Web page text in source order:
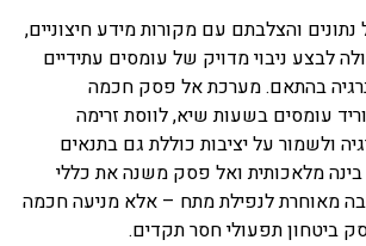
נתונים והצלבתם עם מקורות מידע חיצוניים,
לבצע ניבוי מדויק של עומסים עתידיים
בהתאם.מערכת אל פסק חכמה
עומסים בשעות שיא, לווסת זרימה
ולשמור על יציבות כוללת גם בתנאים
בינה מלאכותית ואל פסק משנה את כללי
מאוחרת לנפילת מתח – אלא מניעה חכמה
ביטחון תפעולי חסר תקדים.